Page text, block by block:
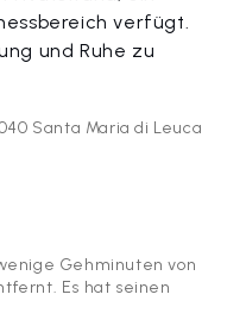
verfügt.
und Ruhe zu
Santa Maria di Leuca
Gehminuten von
Es hat seinen